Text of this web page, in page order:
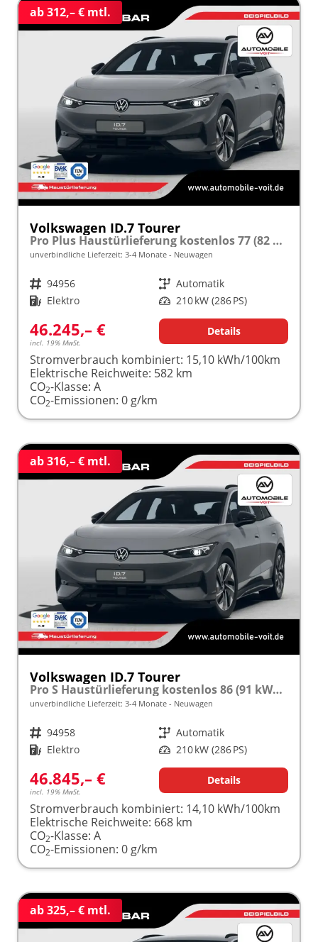
ab 312,– € mtl.
Volkswagen ID.7 Tourer
Pro Plus Haustürlieferung kostenlos 77 (82 kWh) Automatik 286PS (Elektro) HeadUp/ACC/Navi/360/LED/elektr. Heckklappe frei konfigurierbar!
unverbindliche Lieferzeit: 3-4 Monate Neuwagen
Fahrzeugnr. 94956 Getriebe Automatik
Kraftstoff Elektro Leistung 210 kW (286 PS)
46.245,– €
incl. 19% MwSt.
Details
Stromverbrauch kombiniert: 15,10 kWh/100km
Elektrische Reichweite: 582 km
CO2-Klasse: A
CO2-Emissionen: 0 g/km
ab 316,– € mtl.
Volkswagen ID.7 Tourer
Pro S Haustürlieferung kostenlos 86 (91 kWh) Automatik 286PS (Elektro) ACC/SHZ/LED frei konfigurierbar!
unverbindliche Lieferzeit: 3-4 Monate Neuwagen
Fahrzeugnr. 94958 Getriebe Automatik
Kraftstoff Elektro Leistung 210 kW (286 PS)
46.845,– €
incl. 19% MwSt.
Details
Stromverbrauch kombiniert: 14,10 kWh/100km
Elektrische Reichweite: 668 km
CO2-Klasse: A
CO2-Emissionen: 0 g/km
ab 325,– € mtl.